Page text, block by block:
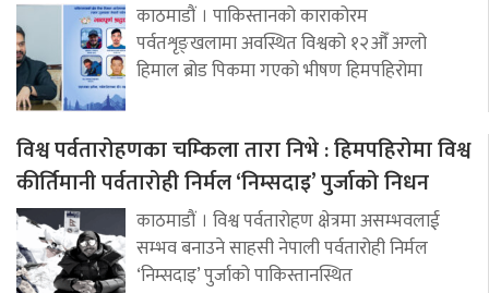
काठमाडौं । पाकिस्तानको काराकोरम
पर्वतशृङ्खलामा अवस्थित विश्वको १२औँ अग्लो
हिमाल ब्रोड पिकमा गएको भीषण हिमपहिरोमा
विश्व पर्वतारोहणका चम्किला तारा निभे : हिमपहिरोमा विश्व
कीर्तिमानी पर्वतारोही निर्मल ‘निम्सदाइ’ पुर्जाको निधन
काठमाडौं । विश्व पर्वतारोहण क्षेत्रमा असम्भवलाई
सम्भव बनाउने साहसी नेपाली पर्वतारोही निर्मल
‘निम्सदाइ’ पुर्जाको पाकिस्तानस्थित